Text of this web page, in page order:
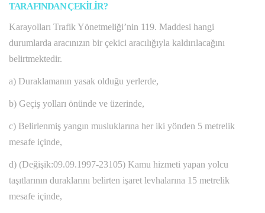
TARAFINDAN ÇEKİLİR?
Karayolları Trafik Yönetmeliği’nin 119. Maddesi hangi
durumlarda aracınızın bir çekici aracılığıyla kaldırılacağını
belirtmektedir.
a) Duraklamanın yasak olduğu yerlerde,
b) Geçiş yolları önünde ve üzerinde,
c) Belirlenmiş yangın musluklarına her iki yönden 5 metrelik
mesafe içinde,
d) (Değişik:09.09.1997-23105) Kamu hizmeti yapan yolcu
taşıtlarının duraklarını belirten işaret levhalarına 15 metrelik
mesafe içinde,